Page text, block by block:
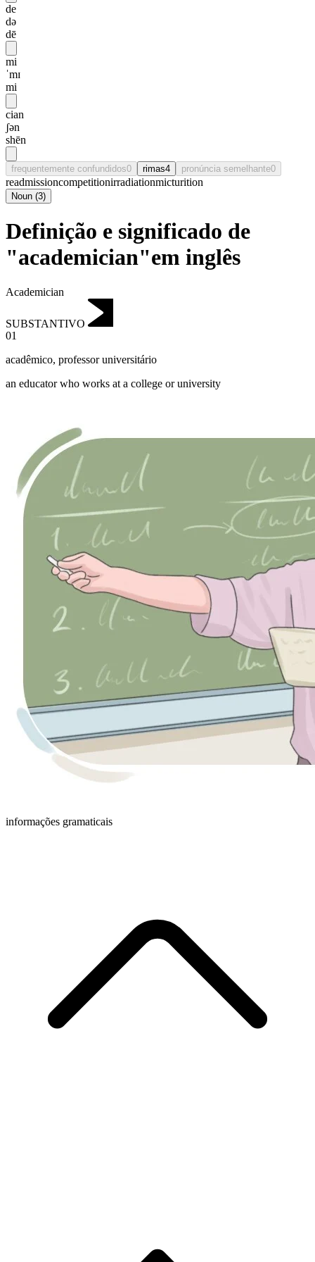
de
də
dē
mi
ˈmɪ
mi
cian
ʃən
shēn
frequentemente confundidos0 rimas4 pronúncia semelhante0
readmissioncompetitionirradiationmicturition
Noun (3)
Definição e significado de
"academician"em inglês
Academician
SUBSTANTIVO
01
acadêmico, professor universitário
an educator who works at a college or university
informações gramaticais